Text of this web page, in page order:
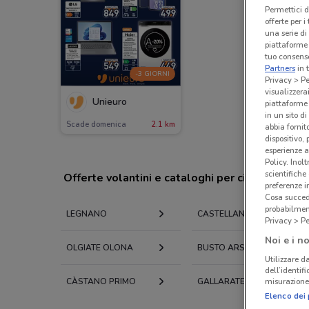
-3 GIORNI
Unieuro
Scade domenica 2.1 km
Offerte volantini e cataloghi per città nelle
LEGNANO CASTELLANZA
OLGIATE OLONA BUSTO ARSIZIO
CÀSTANO PRIMO GALLARATE
Permettici
offerte per
una serie
piattaforme
tuo
Partnersin
Privacy >
piattaforme
in un sito
abbia
dispositivo,
esperienze
Policy.
scientifiche
preferenze
Cosa
Privacy >
Noi e i
Utilizzare
Elenco dei